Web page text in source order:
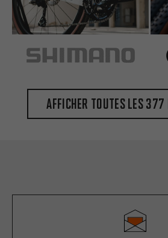
Afficher toutes les 377